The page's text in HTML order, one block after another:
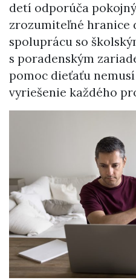
detí odporúča
zrozumiteľné hranice
spoluprácu so
s poradenským
pomoc dieťaťu
vyriešenie každého